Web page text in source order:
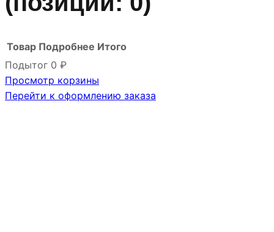
Товары
Товар Подробнее Итого
Подытог 0 ₽
Просмотр корзины
Перейти к оформлению заказа